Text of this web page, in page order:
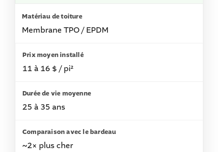
Membrane TPO / EPDM
11 à 16 $ / pi²
25 à 35 ans
~2× plus cher